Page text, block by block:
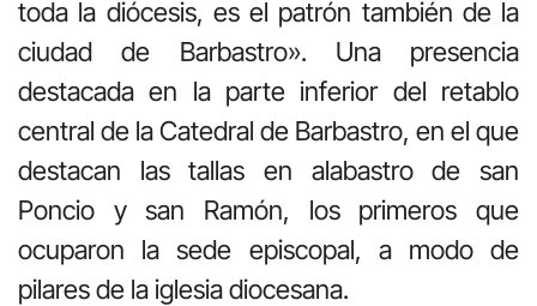
toda la diócesis, es el patrón también de la
ciudad de Barbastro». Una presencia
destacada en la parte inferior del retablo
central de la Catedral de Barbastro, en el que
destacan las tallas en alabastro de san
Poncio y san Ramón, los primeros que
ocuparon la sede episcopal, a modo de
pilares de la iglesia diocesana.